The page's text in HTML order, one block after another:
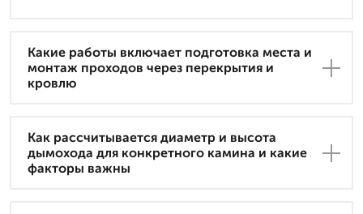
Какие работы включает подготовка места и
монтаж проходов через перекрытия и
кровлю
Как рассчитывается диаметр и высота
дымохода для конкретного камина и какие
факторы важны